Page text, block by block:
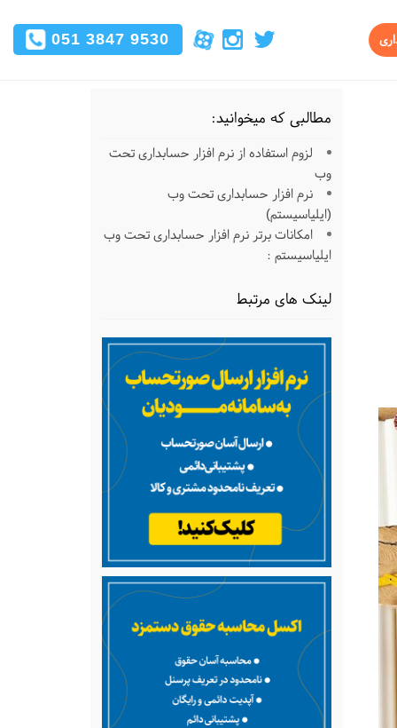
051 3847 9530
مطالبی که میخوانید:
لزوم استفاده از نرم افزار حسابداری تحت
وب
نرم افزار حسابداری تحت وب
(ایلیاسیستم)
امکانات برتر نرم افزار حسابداری تحت وب
ایلیاسیستم :
لینک های مرتبط